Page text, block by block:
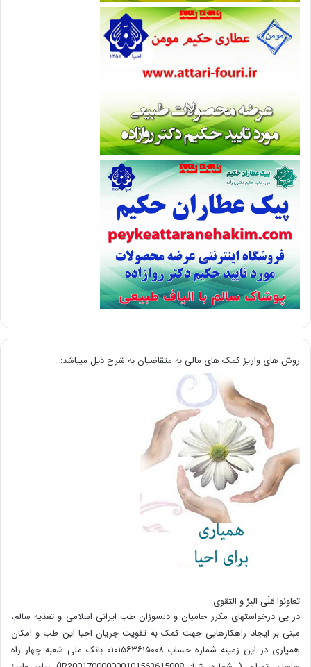
روش های واریز کمک های مالی به متقاضیان به شرح ذیل میباشد:
تعاونوا عَلَی البِرِّ و التقوی
در پی درخواستهای مکرر حامیان و دلسوزان طب ایرانی اسلامی و تغذیه سالم،
مبنی بر ایجاد راهکارهایی جهت کمک به تقویت جریان احیا این طب و امکان
همیاری در این زمینه شماره حساب ۰۱۰۱۵۶۳۶۱۵۰۰۸ بانک ملی شعبه چهار راه